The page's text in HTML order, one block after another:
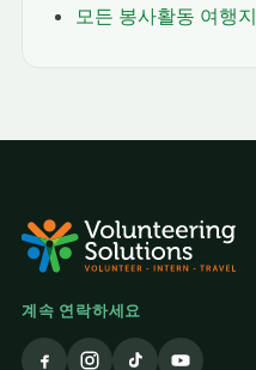
모든 봉사활동 여행지
계속 연락하세요